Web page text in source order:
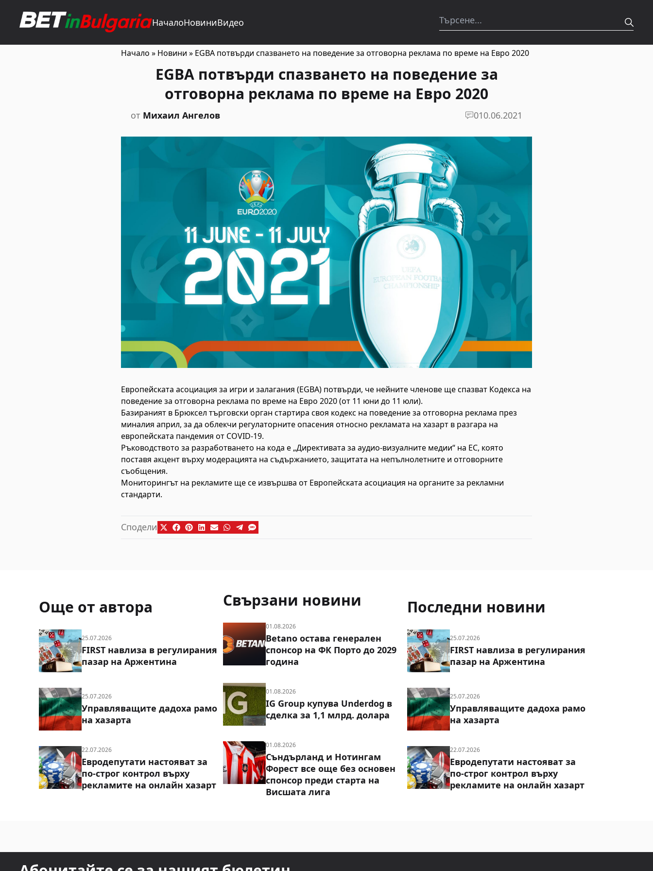
НачалоНовиниВидео
Начало » Новини » EGBA потвърди спазването на поведение за отговорна реклама по време на Евро 2020
EGBA потвърди спазването на поведение за
отговорна реклама по време на Евро 2020
от Михаил Ангелов 010.06.2021
Европейската асоциация за игри и залагания (EGBA) потвърди, че нейните членове ще спазват Кодекса на
поведение за отговорна реклама по време на Евро 2020 (от 11 юни до 11 юли).
Базираният в Брюксел търговски орган стартира своя кодекс на поведение за отговорна реклама през
миналия април, за да облекчи регулаторните опасения относно рекламата на хазарт в разгара на
европейската пандемия от COVID-19.
Ръководството за разработването на кода е „Директивата за аудио-визуалните медии“ на ЕС, която
поставя акцент върху модерацията на съдържанието, защитата на непълнолетните и отговорните
съобщения.
Мониторингът на рекламите ще се извършва от Европейската асоциация на органите за рекламни
стандарти.
Сподели
Още от автора
25.07.2026
FIRST навлиза в регулирания
пазар на Аржентина
25.07.2026
Управляващите дадоха рамо
на хазарта
22.07.2026
Евродепутати настояват за
по-строг контрол върху
рекламите на онлайн хазарт
Свързани новини
01.08.2026
Betano остава генерален
спонсор на ФК Порто до 2029
година
01.08.2026
IG Group купува Underdog в
сделка за 1,1 млрд. долара
01.08.2026
Съндърланд и Нотингам
Форест все още без основен
спонсор преди старта на
Висшата лига
Последни новини
25.07.2026
FIRST навлиза в регулирания
пазар на Аржентина
25.07.2026
Управляващите дадоха рамо
на хазарта
22.07.2026
Евродепутати настояват за
по-строг контрол върху
рекламите на онлайн хазарт